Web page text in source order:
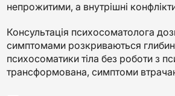
непрожитими, а внутрішні
Консультація психосоматолога
симптомами розкриваються
психосоматики тіла без роботи з
трансформована, симптоми